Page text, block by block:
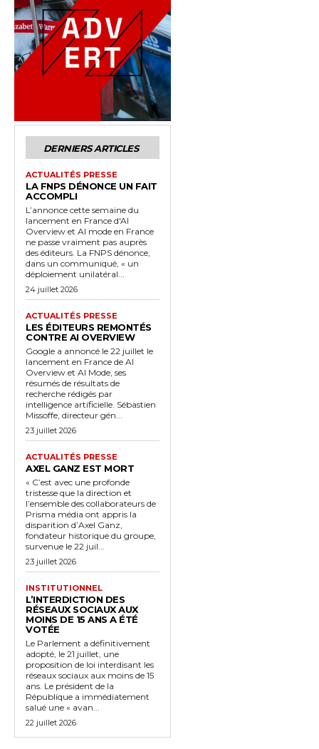
DERNIERS ARTICLES
ACTUALITÉS PRESSE
LA FNPS DÉNONCE UN FAIT
ACCOMPLI
L’annonce cette semaine du
lancement en France d'AI
Overview et AI mode en France
ne passe vraiment pas auprès
des éditeurs. La FNPS dénonce,
dans un communiqué, « un
déploiement unilatéral...
24 juillet 2026
ACTUALITÉS PRESSE
LES ÉDITEURS REMONTÉS
CONTRE AI OVERVIEW
Google a annoncé le 22 juillet le
lancement en France de AI
Overview et AI Mode, ses
résumés de résultats de
recherche rédigés par
intelligence artificielle. Sébastien
Missoffe, directeur gén...
23 juillet 2026
ACTUALITÉS PRESSE
AXEL GANZ EST MORT
« C’est avec une profonde
tristesse que la direction et
l’ensemble des collaborateurs de
Prisma média ont appris la
disparition d’Axel Ganz,
fondateur historique du groupe,
survenue le 22 juil...
23 juillet 2026
INSTITUTIONNEL
L’INTERDICTION DES
RÉSEAUX SOCIAUX AUX
MOINS DE 15 ANS A ÉTÉ
VOTÉE
Le Parlement a définitivement
adopté, le 21 juillet, une
proposition de loi interdisant les
réseaux sociaux aux moins de 15
ans. Le président de la
République a immédiatement
salué une « avan...
22 juillet 2026